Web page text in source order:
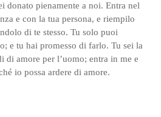
donato pienamente a noi. Entra nel
e con la tua persona, e riempilo
di te stesso. Tu solo puoi
e tu hai promesso di farlo. Tu sei la
di amore per l’uomo; entra in me e
io possa ardere di amore.